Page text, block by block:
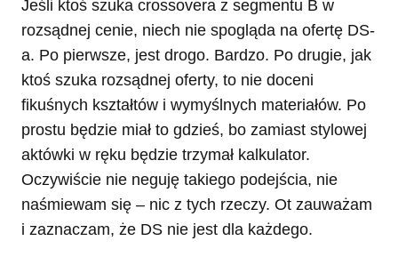
Jeśli ktoś szuka crossovera z segmentu B w
rozsądnej cenie, niech nie spogląda na ofertę DS-
a. Po pierwsze, jest drogo. Bardzo. Po drugie, jak
ktoś szuka rozsądnej oferty, to nie doceni
fikuśnych kształtów i wymyślnych materiałów. Po
prostu będzie miał to gdzieś, bo zamiast stylowej
aktówki w ręku będzie trzymał kalkulator.
Oczywiście nie neguję takiego podejścia, nie
naśmiewam się – nic z tych rzeczy. Ot zauważam
i zaznaczam, że DS nie jest dla każdego.